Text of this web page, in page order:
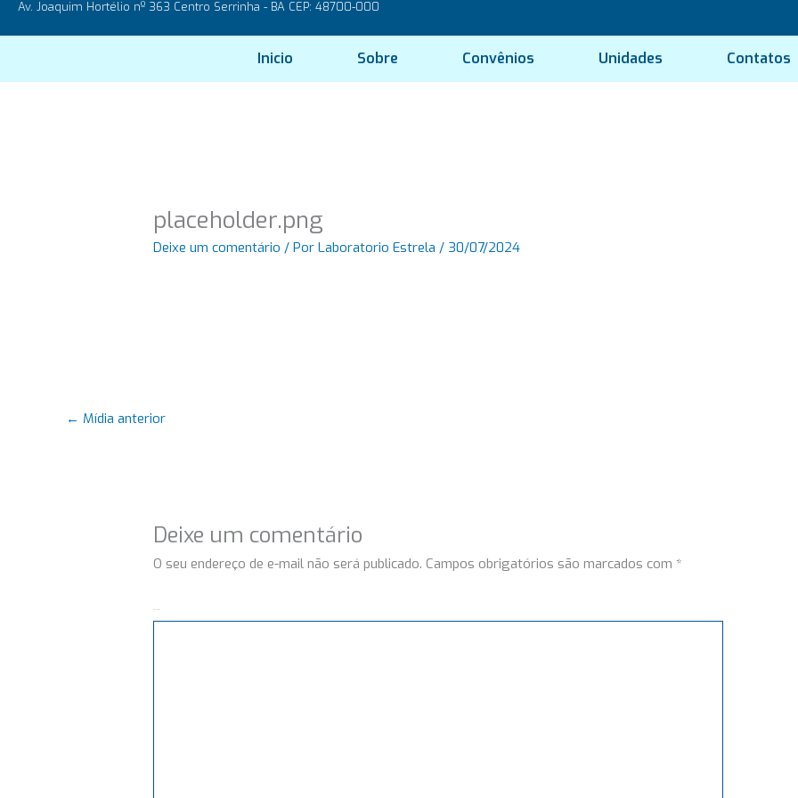
para
Av. Joaquim Hortélio nº 363 Centro Serrinha - BA CEP: 48700-000
Inicio Sobre Convênios Unidades Contatos
placeholder.png
Deixe um comentário / PorLaboratorio Estrela/ 30/07/2024
← Mídia anterior
Deixe um comentário
O seu endereço de e-mail não será publicado. Campos obrigatórios são marcados com *